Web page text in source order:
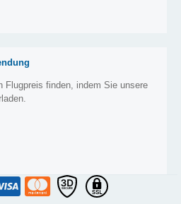
Flugpreis finden, indem Sie unsere